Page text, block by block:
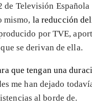
Televisión
mismo, la reducción
por TVE,
que se derivan de ella.
que tengan una
me han dejado
al borde de.